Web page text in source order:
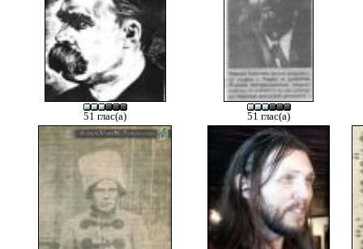
51 глас(а) 51 глас(а)